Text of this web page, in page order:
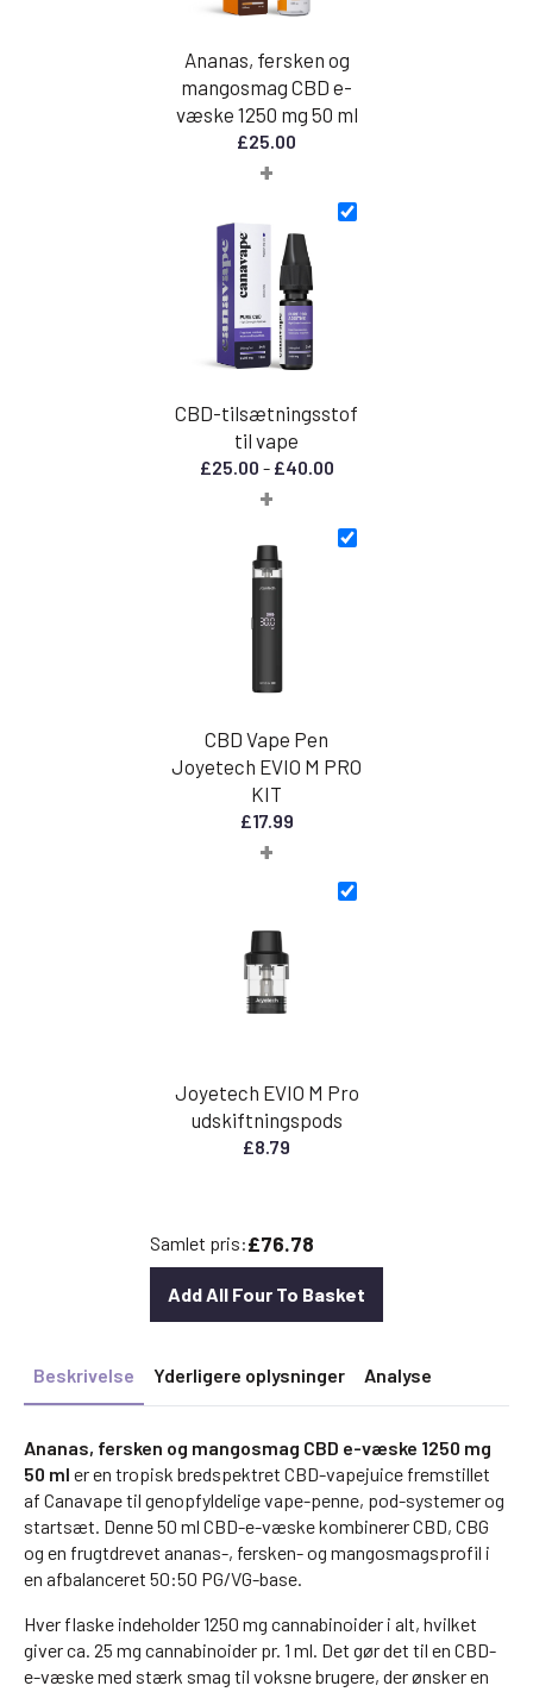
Ananas, fersken og
mangosmag CBD e-
væske 1250 mg 50 ml
£25.00
+
CBD-tilsætningsstof
til vape
£25.00 - £40.00Prisinterval:
£40.00
+
CBD Vape Pen
Joyetech EVIO M PRO
KIT
£17.99
+
Joyetech EVIO M Pro
udskiftningspods
£8.79
Samlet pris:£76.78
Add All Four To Basket
Beskrivelse Yderligere oplysninger Analyse
Ananas, fersken og mangosmag CBD e-væske 1250 mg
50 ml er en tropisk bredspektret CBD-vapejuice fremstillet
af Canavape til genopfyldelige vape-penne, pod-systemer og
startsæt. Denne 50 ml CBD-e-væske kombinerer CBD, CBG
og en frugtdrevet ananas-, fersken- og mangosmagsprofil i
en afbalanceret 50:50 PG/VG-base.
Hver flaske indeholder 1250 mg cannabinoider i alt, hvilket
giver ca. 25 mg cannabinoider pr. 1 ml. Det gør det til en CBD-
e-væske med stærk smag til voksne brugere, der ønsker en